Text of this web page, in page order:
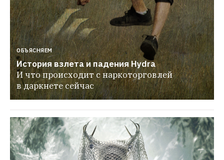
ОБЪЯСНЯЕМ
История взлета и падения Hydra
И что происходит с наркоторговлей
в даркнете сейчас